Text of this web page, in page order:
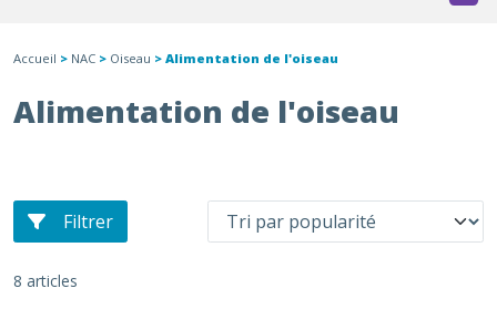
Accueil > NAC > Oiseau > Alimentation de l'oiseau
Alimentation de l'oiseau
Filtrer
8 articles